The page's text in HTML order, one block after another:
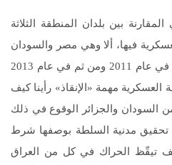
بين بلدان المنطقة الثلاثة
فيها، ألا وهي مصر والسودان
والجزائر. فحيث غلبت في مصر في عام 2011 ومن ثم في عام 2013
مهمة «الإنقاذ» رأينا كيف
السودان والجزائر الوقوع في ذلك
تحقيق مدنية السلطة بوصفها شرط
كيف تيقّظ الحراك في كل من العراق